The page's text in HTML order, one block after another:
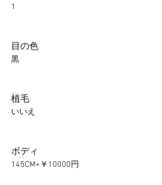
1
目の色
黒
植毛
いいえ
ボディ
145CM+￥10000円